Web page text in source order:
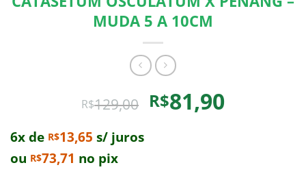
MUDA 5 A 10CM
R$129,00 O
preço
R$81,90O
preço
6x de R$13,65 s/ juros
ou R$73,71 no pix